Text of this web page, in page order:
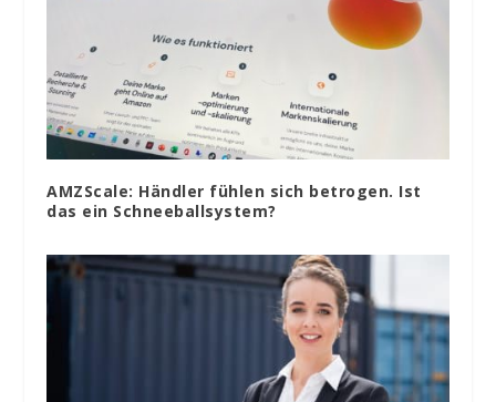
AMZScale: Händler fühlen sich betrogen. Ist
das ein Schneeballsystem?